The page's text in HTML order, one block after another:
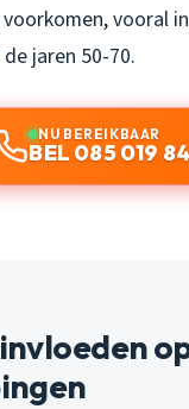
vooral
jaren 50-70.
NU BEREIKBAAR
BEL 085 019